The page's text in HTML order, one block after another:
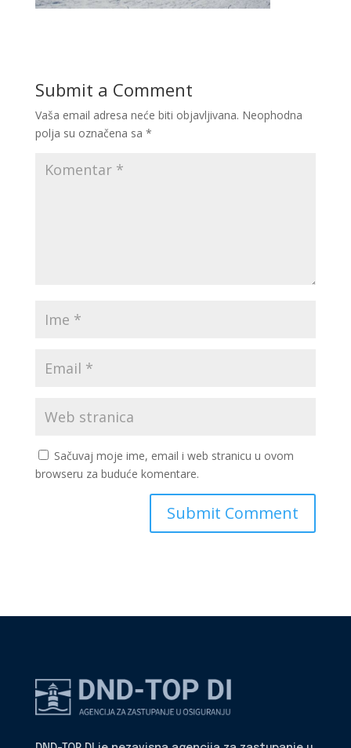
Submit a Comment
Vaša email adresa neće biti objavljivana. Neophodna
polja su označena sa *
Sačuvaj moje ime, email i web stranicu u ovom
browseru za buduće komentare.